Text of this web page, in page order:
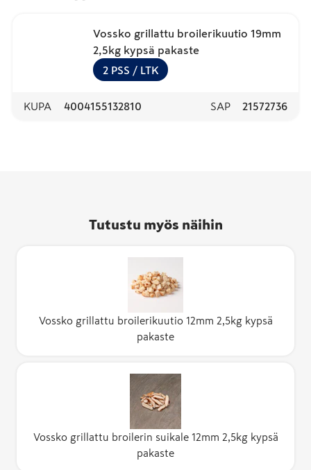
Vossko grillattu broilerikuutio 19mm
2,5kg kypsä pakaste
2 PSS / LTK
KUPA 4004155132810 SAP 21572736
Tutustu myös näihin
Vossko grillattu broilerikuutio 12mm 2,5kg kypsä
pakaste
Vossko grillattu broilerin suikale 12mm 2,5kg kypsä
pakaste